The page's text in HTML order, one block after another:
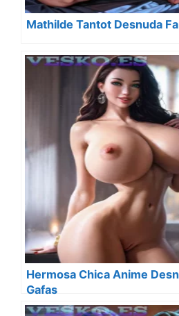
Mathilde Tantot Desnuda
Hermosa Chica Anime
Gafas